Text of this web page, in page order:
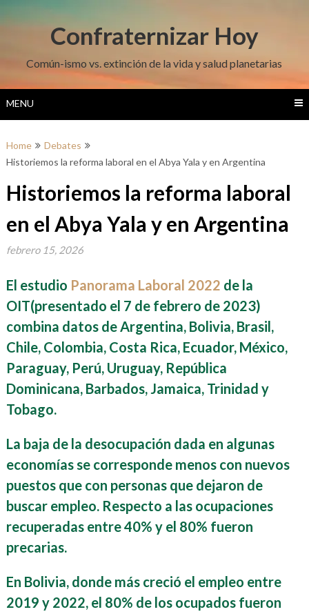
Confraternizar Hoy
Común-ismo vs. extinción de la vida y salud planetarias
MENU
Home
Debates
Historiemos la reforma laboral en el Abya Yala y en Argentina
Historiemos la reforma laboral
en el Abya Yala y en Argentina
febrero 15, 2026
El estudio Panorama Laboral 2022 de la
OIT(presentado el 7 de febrero de 2023)
combina datos de Argentina, Bolivia, Brasil,
Chile, Colombia, Costa Rica, Ecuador, México,
Paraguay, Perú, Uruguay, República
Dominicana, Barbados, Jamaica, Trinidad y
Tobago.
La baja de la desocupación dada en algunas
economías se corresponde menos con nuevos
puestos que con personas que dejaron de
buscar empleo. Respecto a las ocupaciones
recuperadas entre 40% y el 80% fueron
precarias.
En Bolivia, donde más creció el empleo entre
2019 y 2022, el 80% de los ocupados fueron